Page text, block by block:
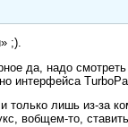
;).
да, надо
интерфейса
лишь из-за
вобщем-то,